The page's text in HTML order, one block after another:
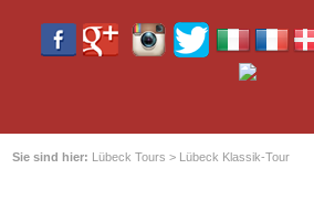
Sie sind hier: Lübeck Tours > Lübeck Klassik-Tour